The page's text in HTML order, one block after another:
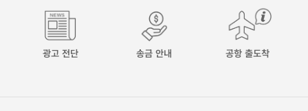
광고 전단 송금 안내 공항 출도착